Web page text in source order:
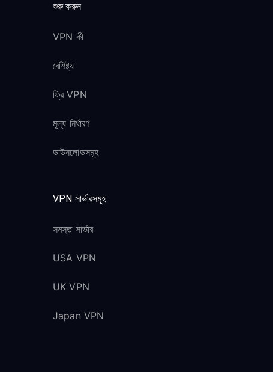
শুরু করুন
VPN কী
বৈশিষ্ট্য
ফ্রি VPN
মূল্য নির্ধারণ
ডাউনলোডসমূহ
VPN সার্ভারসমূহ
সমস্ত সার্ভার
USA VPN
UK VPN
Japan VPN